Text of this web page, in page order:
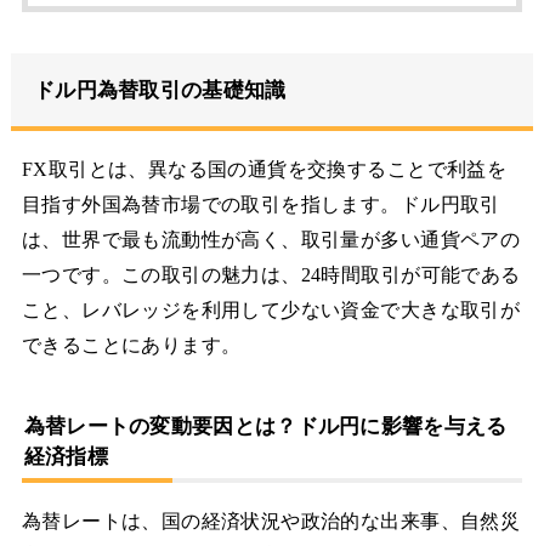
ドル円為替取引の基礎知識
FX取引とは、異なる国の通貨を交換することで利益を
目指す外国為替市場での取引を指します。ドル円取引
は、世界で最も流動性が高く、取引量が多い通貨ペアの
一つです。この取引の魅力は、24時間取引が可能である
こと、レバレッジを利用して少ない資金で大きな取引が
できることにあります。
為替レートの変動要因とは？ドル円に影響を与える
経済指標
為替レートは、国の経済状況や政治的な出来事、自然災